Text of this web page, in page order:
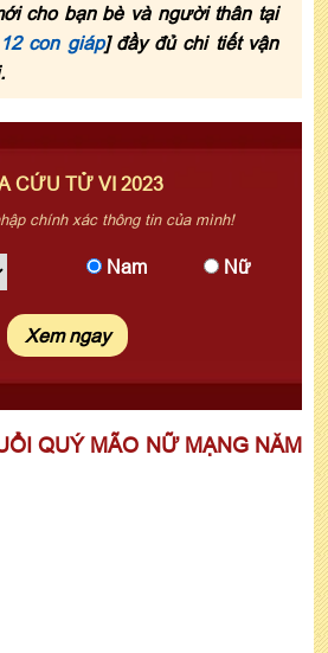
cho bạn bè và người thân tại
con giáp] đầy đủ chi tiết vận
CỨU TỬ VI 2023
chính xác thông tin của mình!
Nam Nữ
QUÝ MÃO NỮ MẠNG NĂM